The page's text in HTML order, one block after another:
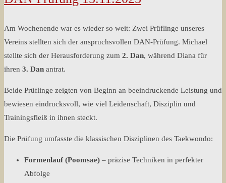
Am Wochenende war es wieder so weit: Zwei Prüflinge unseres
Vereins stellten sich der anspruchsvollen DAN-Prüfung. Michael
stellte sich der Herausforderung zum 2. Dan, während Diana für
ihren 3. Dan antrat.
Beide Prüflinge zeigten von Beginn an beeindruckende Leistung und
bewiesen eindrucksvoll, wie viel Leidenschaft, Disziplin und
Trainingsfleiß in ihnen steckt.
Die Prüfung umfasste die klassischen Disziplinen des Taekwondo:
Formenlauf (Poomsae) – präzise Techniken in perfekter
Abfolge